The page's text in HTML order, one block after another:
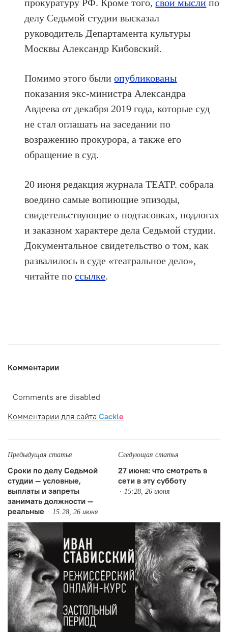
прокуратуру РФ. Кроме того,свои мысли по
делу Седьмой студии высказал
руководитель Департамента культуры
Москвы Александр Кибовский.
Помимо этого былиопубликованы
показания экс-министра Александра
Авдеева от декабря 2019 года, которые суд
не стал оглашать на заседании по
возражению прокурора, а также его
обращение в суд.
20 июня редакция журнала ТЕАТР. собрала
воедино самые вопиющие эпизоды,
свидетельствующие о подтасовках, подлогах
и заказном характере дела Седьмой студии.
Документальное свидетельство о том, как
развалилось в суде «театральное дело»,
читайте поссылке.
Комментарии
Comments are disabled
Комментарии для сайта Cackle
Предыдущая статья
Сроки по делу Седьмой
студии — условные,
выплаты и запреты
занимать должности —
реальные
15:28, 26 июня
Следующая статья
27 июня: что смотреть в
сети в эту субботу
15:28, 26 июня